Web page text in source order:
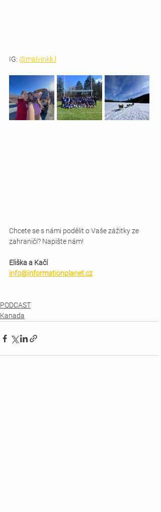
IG: @malvinkk.l
Chcete se s námi podělit o Vaše zážitky ze
zahraničí? Napište nám!
Eliška a Kačí
info@informationplanet.cz
PODCAST
Kanada